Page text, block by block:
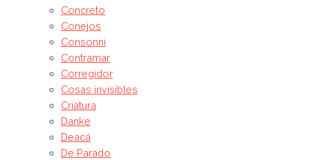
Concreto
Conejos
Consonni
Contramar
Corregidor
Cosas invisibles
Criatura
Danke
Deacá
De Parado